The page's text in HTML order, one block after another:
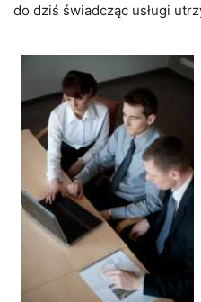
do dziś świadcząc usługi